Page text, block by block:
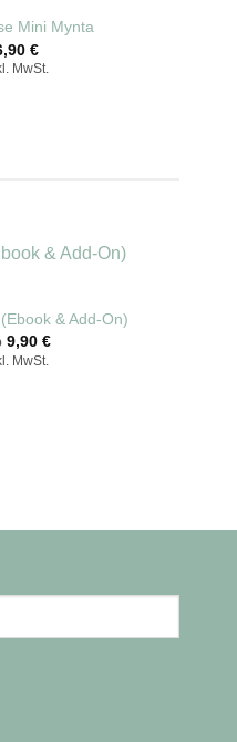
Mini Mynta
€
MwSt.
& Add-On)
9,90 €
MwSt.